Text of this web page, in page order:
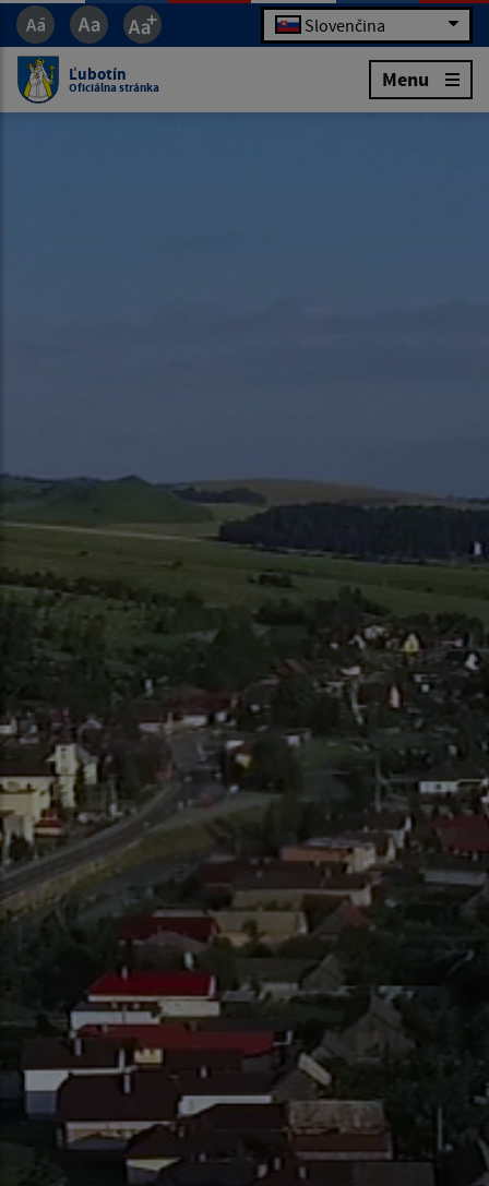
Slovenčina
Ľubotín
Oficiálna stránka Menu